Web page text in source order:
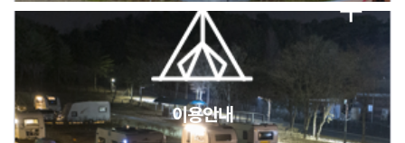
캠핑장(9월1일~6일) 미운영 공지
2026년 5월 캠핑장 안점 점검의 날 변경 안내
이용안내